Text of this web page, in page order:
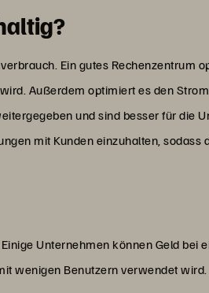
Ein gutes Rechenzentrum
Außerdem optimiert es den
und sind besser für die
mit Kunden einzuhalten,
Unternehmen können Geld bei
wenigen Benutzern verwendet wird.